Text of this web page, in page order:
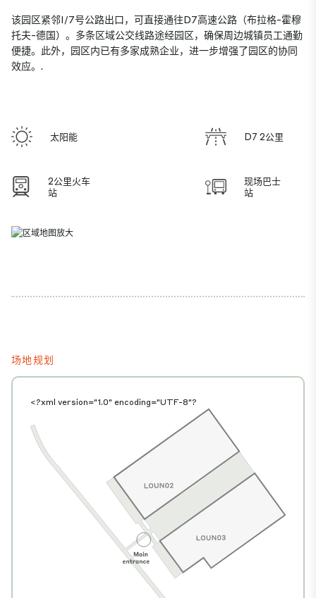
该园区紧邻I/7号公路出口，可直接通往D7高速公路（布拉格-霍穆
托夫-德国）。多条区域公交线路途经园区，确保周边城镇员工通勤
便捷。此外，园区内已有多家成熟企业，进一步增强了园区的协同
效应。.
太阳能 D7 2公里
2公里火车
站
现场巴士
站
场地规划
<?xml version="1.0" encoding="UTF-8"?